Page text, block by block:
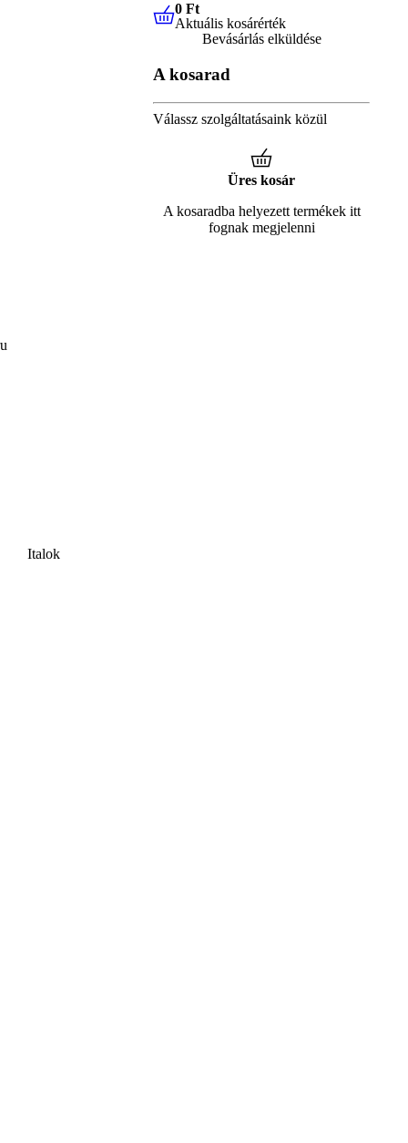
Italok
0 FtAktuális kosárérték
0 Ft
Aktuális kosárérték
Bevásárlás elküldése
A kosarad
Válassz szolgáltatásaink közül
Üres kosár
A kosaradba helyezett termékek itt
fognak megjelenni